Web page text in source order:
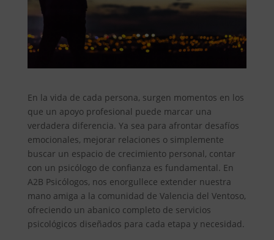
En la vida de cada persona, surgen momentos en los
que un apoyo profesional puede marcar una
verdadera diferencia. Ya sea para afrontar desafíos
emocionales, mejorar relaciones o simplemente
buscar un espacio de crecimiento personal, contar
con un psicólogo de confianza es fundamental. En
A2B Psicólogos, nos enorgullece extender nuestra
mano amiga a la comunidad de Valencia del Ventoso,
ofreciendo un abanico completo de servicios
psicológicos diseñados para cada etapa y necesidad.